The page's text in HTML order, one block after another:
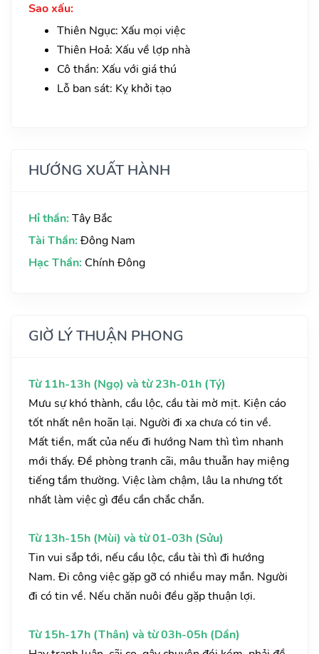
Sao xấu:
Thiên Ngục: Xấu mọi việc
Thiên Hoả: Xấu về lợp nhà
Cô thần: Xấu với giá thú
Lỗ ban sát: Kỵ khởi tạo
HƯỚNG XUẤT HÀNH
Hỉ thần: Tây Bắc
Tài Thần: Đông Nam
Hạc Thần: Chính Đông
GIỜ LÝ THUẬN PHONG
Từ 11h-13h (Ngọ) và từ 23h-01h (Tý)
Mưu sự khó thành, cầu lộc, cầu tài mờ mịt. Kiện cáo
tốt nhất nên hoãn lại. Người đi xa chưa có tin về.
Mất tiền, mất của nếu đi hướng Nam thì tìm nhanh
mới thấy. Đề phòng tranh cãi, mâu thuẫn hay miệng
tiếng tầm thường. Việc làm chậm, lâu la nhưng tốt
nhất làm việc gì đều cần chắc chắn.
Từ 13h-15h (Mùi) và từ 01-03h (Sửu)
Tin vui sắp tới, nếu cầu lộc, cầu tài thì đi hướng
Nam. Đi công việc gặp gỡ có nhiều may mắn. Người
đi có tin về. Nếu chăn nuôi đều gặp thuận lợi.
Từ 15h-17h (Thân) và từ 03h-05h (Dần)